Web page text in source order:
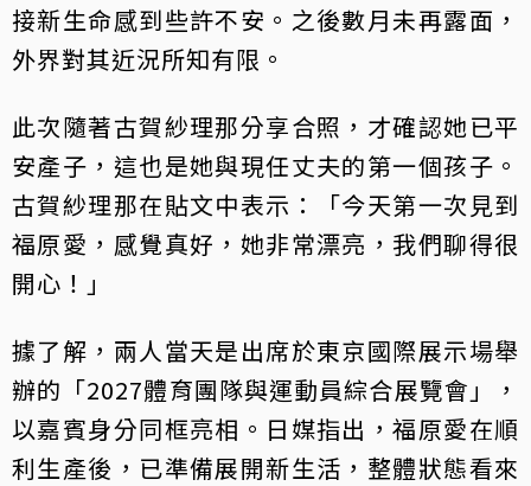
接新生命感到些許不安。之後數月未再露面，
外界對其近況所知有限。
此次隨著古賀紗理那分享合照，才確認她已平
安產子，這也是她與現任丈夫的第一個孩子。
古賀紗理那在貼文中表示：「今天第一次見到
福原愛，感覺真好，她非常漂亮，我們聊得很
開心！」
據了解，兩人當天是出席於東京國際展示場舉
辦的「2027體育團隊與運動員綜合展覽會」，
以嘉賓身分同框亮相。日媒指出，福原愛在順
利生產後，已準備展開新生活，整體狀態看來